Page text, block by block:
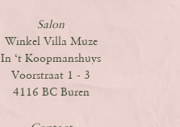
Salon
Winkel Villa Muze
In ‘t Koopmanshuys
Voorstraat 1 - 3
4116 BC Buren